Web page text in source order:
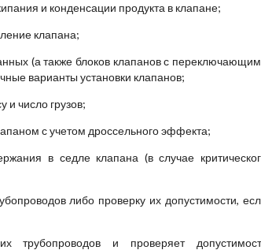
и конденсации продукта в клапане;
клапана;
(а также блоков клапанов с
варианты установки клапанов;
и число грузов;
с учетом дроссельного эффекта;
в седле клапана (в случае
либо проверку их допустимости,
трубопроводов и проверяет